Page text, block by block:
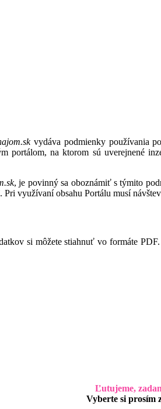
vydáva podmienky používania
portálom, na ktorom sú uverejnené
, je povinný sa oboznámiť s týmito
využívaní obsahu Portálu musí
si môžete stiahnuť vo formáte
Ľutujeme,
Vyberte si prosím